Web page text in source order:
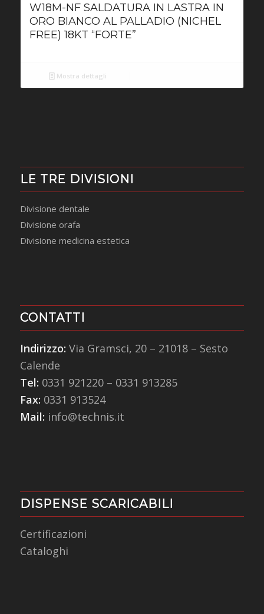
W18M-NF SALDATURA IN LASTRA IN
ORO BIANCO AL PALLADIO (NICHEL
FREE) 18KT “FORTE”
Mostra dettagli
LE TRE DIVISIONI
Divisione dentale
Divisione orafa
Divisione medicina estetica
CONTATTI
Indirizzo: Via Gramsci, 20 – 21018 – Sesto
Calende
Tel: 0331 921220– 0331 913285
Fax: 0331 913524
Mail: info@technis.it
DISPENSE SCARICABILI
Certificazioni
Cataloghi